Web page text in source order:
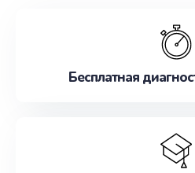
Бесплатная